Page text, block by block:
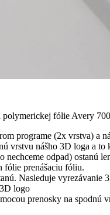
fólie Avery
programe (2x vrstva) a
vrstvu nášho 3D loga a
odpad) ostanú
fólie prenášaciu fóliu.
Nasleduje vyrezávanie
logo
prenosky na spodnú